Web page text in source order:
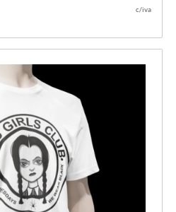
c/iva